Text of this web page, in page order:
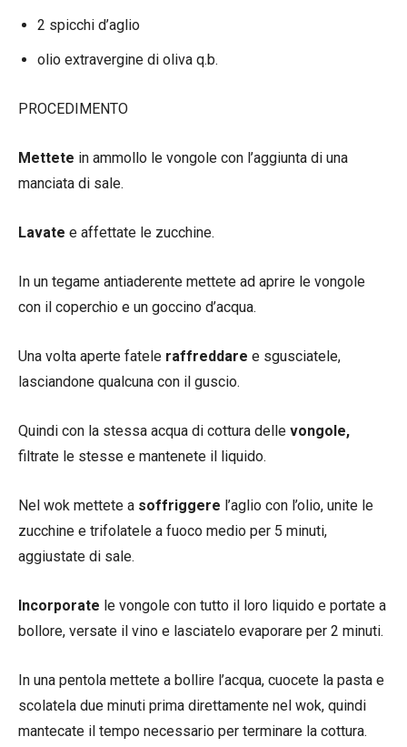
2 spicchi d’aglio
olio extravergine di oliva q.b.
PROCEDIMENTO
Mettete in ammollo le vongole con l’aggiunta di una
manciata di sale.
Lavate e affettate le zucchine.
In un tegame antiaderente mettete ad aprire le vongole
con il coperchio e un goccino d’acqua.
Una volta aperte fatele raffreddare e sgusciatele,
lasciandone qualcuna con il guscio.
Quindi con la stessa acqua di cottura delle vongole,
filtrate le stesse e mantenete il liquido.
Nel wok mettete a soffriggere l’aglio con l’olio, unite le
zucchine e trifolatele a fuoco medio per 5 minuti,
aggiustate di sale.
Incorporate le vongole con tutto il loro liquido e portate a
bollore, versate il vino e lasciatelo evaporare per 2 minuti.
In una pentola mettete a bollire l’acqua, cuocete la pasta e
scolatela due minuti prima direttamente nel wok, quindi
mantecate il tempo necessario per terminare la cottura.